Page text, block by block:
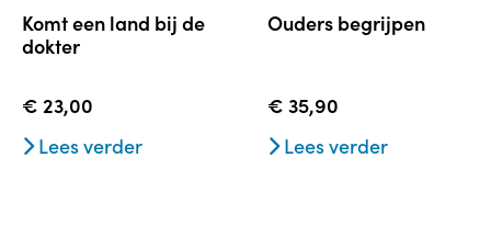
komt een land bij de
dokter
€ 23,00
Lees verder
ouders begrijpen
€ 35,90
Lees verder